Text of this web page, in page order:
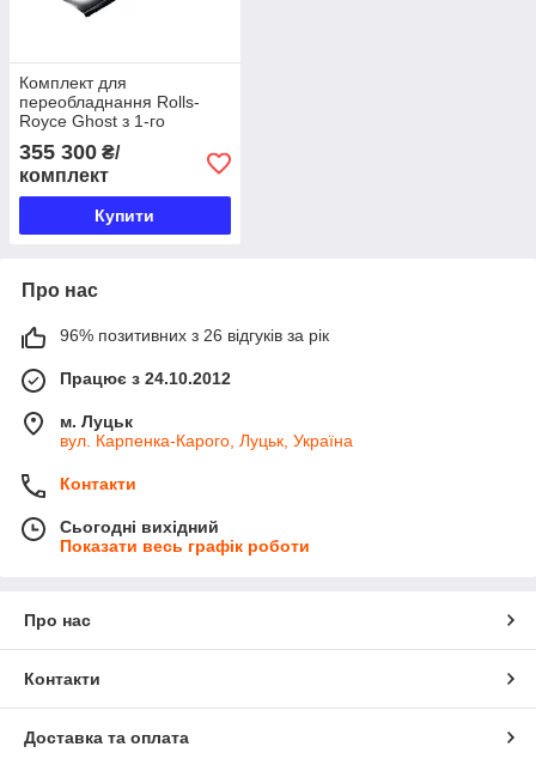
Комплект для
переобладнання Rolls-
Royce Ghost з 1-го
покоління на 3-тє
покоління (2010–2014 →
2018–2021)
355 300 ₴/
комплект
Купити
Про нас
96% позитивних з 26 відгуків за рік
Працює з 24.10.2012
м. Луцьк
вул. Карпенка-Карого, Луцьк, Україна
Контакти
Сьогодні вихідний
Показати весь графік роботи
Про нас
Контакти
Доставка та оплата